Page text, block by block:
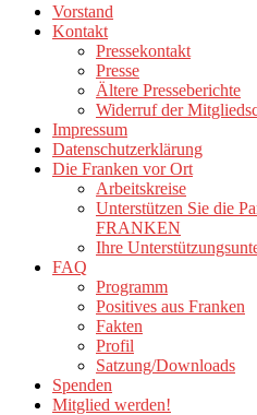
Vorstand
Kontakt
Pressekontakt
Presse
Ältere Presseberichte
Widerruf der
Impressum
Datenschutzerklärung
Die Franken vor Ort
Arbeitskreise
Unterstützen Sie die
FRANKEN
Ihre
FAQ
Programm
Positives aus Franken
Fakten
Profil
Satzung/Downloads
Spenden
Mitglied werden!